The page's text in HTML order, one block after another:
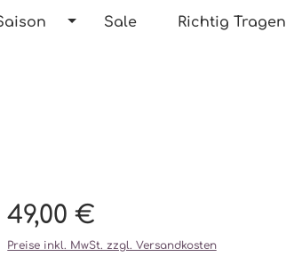
Sale Richtig Tragen
49,00 €
Preise inkl. MwSt. zzgl. Versandkosten